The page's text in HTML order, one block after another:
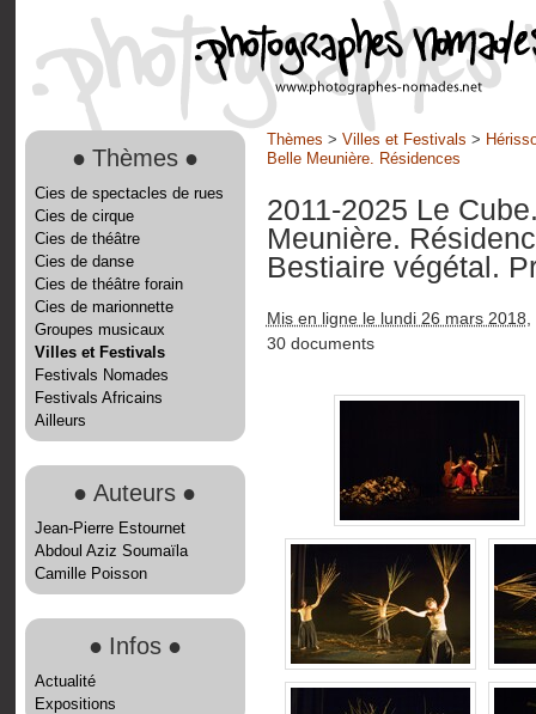
● Thèmes ●
Cies de spectacles de rues
Cies de cirque
Cies de théâtre
Cies de danse
Cies de théâtre forain
Cies de marionnette
Groupes musicaux
Villes et Festivals
Festivals Nomades
Festivals Africains
Ailleurs
● Auteurs ●
Jean-Pierre Estournet
Abdoul Aziz Soumaïla
Camille Poisson
● Infos ●
Actualité
Expositions
Thèmes > Villes et Festivals >
Belle Meunière. Résidences
2011-2025 Le
Meunière.
Bestiaire végétal.
Mis en ligne le lundi 26 mars 2018
30 documents